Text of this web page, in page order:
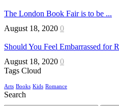
The London Book Fair is to be ...
August 18, 2020 0
Should You Feel Embarrassed for
August 18, 2020 0
Tags Cloud
Arts Books Kids Romance
Search